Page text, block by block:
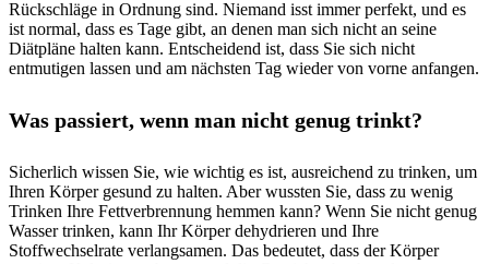
Rückschläge in Ordnung sind. Niemand isst immer perfekt, und es
ist normal, dass es Tage gibt, an denen man sich nicht an seine
Diätpläne halten kann. Entscheidend ist, dass Sie sich nicht
entmutigen lassen und am nächsten Tag wieder von vorne anfangen.
Was passiert, wenn man nicht genug trinkt?
Sicherlich wissen Sie, wie wichtig es ist, ausreichend zu trinken, um
Ihren Körper gesund zu halten. Aber wussten Sie, dass zu wenig
Trinken Ihre Fettverbrennung hemmen kann? Wenn Sie nicht genug
Wasser trinken, kann Ihr Körper dehydrieren und Ihre
Stoffwechselrate verlangsamen. Das bedeutet, dass der Körper